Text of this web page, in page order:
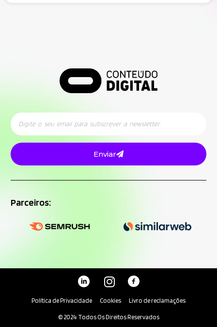
Enviar
Parceiros:
© 2024 Todos Os Direitos Reservados
Política de Privacidade Cookies Livro de reclamações